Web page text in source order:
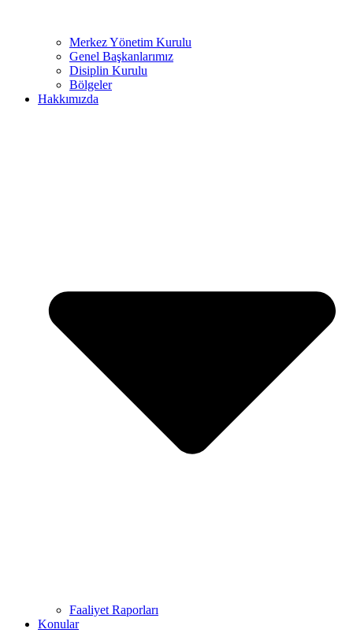
Merkez Yönetim Kurulu
Genel Başkanlarımız
Disiplin Kurulu
Bölgeler
Hakkımızda
Faaliyet Raporları
Konular